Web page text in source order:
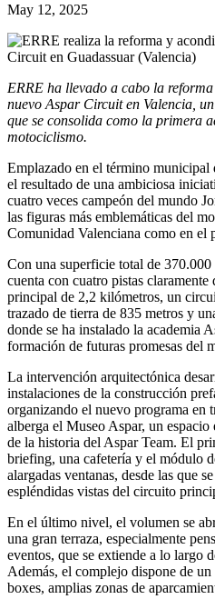
May 12, 2025
ERRE ha llevado a cabo la
nuevo Aspar Circuit en Valencia,
que se consolida como la primera
motociclismo.
Emplazado en el término municipal
el resultado de una ambiciosa
cuatro veces campeón del mundo
las figuras más emblemáticas del
Comunidad Valenciana como en el
Con una superficie total de
cuenta con cuatro pistas
principal de 2,2 kilómetros, un
trazado de tierra de 835 metros y
donde se ha instalado la academia
formación de futuras promesas del
La intervención arquitectónica
instalaciones de la construcción
organizando el nuevo programa en
alberga el Museo Aspar, un
de la historia del Aspar Team. El
briefing, una cafetería y el módulo
alargadas ventanas, desde las que
espléndidas vistas del circuito
En el último nivel, el volumen se
una gran terraza, especialmente
eventos, que se extiende a lo largo
Además, el complejo dispone de
boxes, amplias zonas de